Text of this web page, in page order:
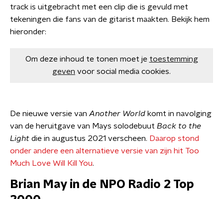
track is uitgebracht met een clip die is gevuld met
tekeningen die fans van de gitarist maakten. Bekijk hem
hieronder:
Om deze inhoud te tonen moet je toestemming
geven voor social media cookies.
De nieuwe versie van Another World komt in navolging
van de heruitgave van Mays solodebuut Back to the
Light die in augustus 2021 verscheen. Daarop stond
onder andere een alternatieve versie van zijn hit Too
Much Love Will Kill You.
Brian May in de NPO Radio 2 Top